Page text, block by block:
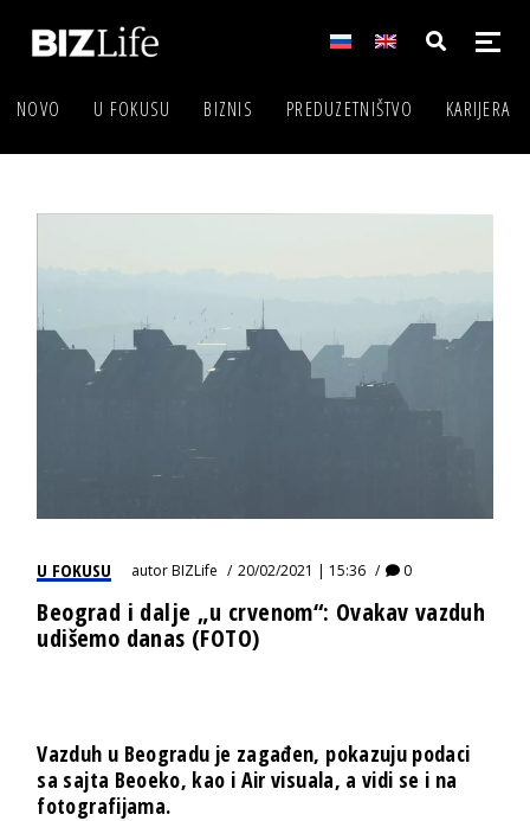
NOVO U FOKUSU BIZNIS PREDUZETNIŠTVO KARIJERA
U FOKUSU autorBIZLife 20/02/2021 | 15:36 0
Beograd i dalje „u crvenom“: Ovakav vazduh
udišemo danas (FOTO)
Vazduh u Beogradu je zagađen, pokazuju podaci
sa sajta Beoeko, kao i Air visuala, a vidi se i na
fotografijama.